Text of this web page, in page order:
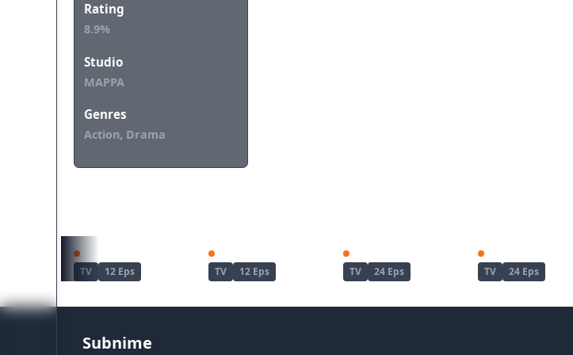
Rating
8.9%
Studio
MAPPA
Genres
Action, Drama
TV 12 Eps TV 12 Eps TV 24 Eps TV 24 Eps
Subnime